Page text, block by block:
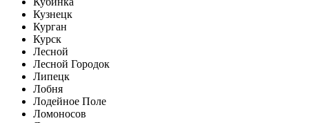
Кузнецк
Курган
Курск
Лесной
Лесной Городок
Липецк
Лобня
Лодейное Поле
Ломоносов